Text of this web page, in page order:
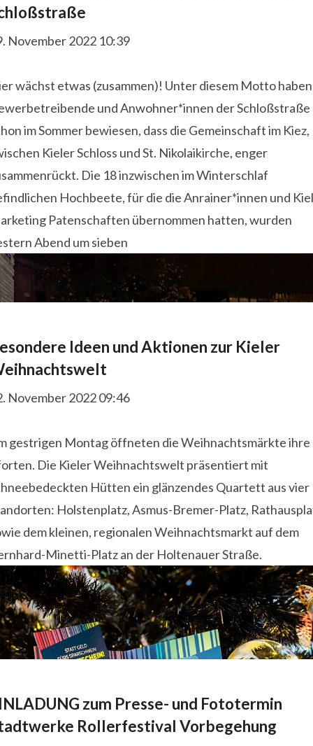
November 2022 10:39
wächst etwas (zusammen)! Unter diesem Motto haben
und Anwohner*innen der Schloßstraße
im Sommer bewiesen, dass die Gemeinschaft im Kiez,
Kieler Schloss und St. Nikolaikirche, enger
Die 18 inzwischen im Winterschlaf
Hochbeete, für die die Anrainer*innen und
Patenschaften übernommen hatten, wurden
Abend um sieben
Ideen und Aktionen zur Kieler
November 2022 09:46
gestrigen Montag öffneten die Weihnachtsmärkte ihre
Die Kieler Weihnachtswelt präsentiert mit
Hütten ein glänzendes Quartett aus vier
Holstenplatz, Asmus-Bremer-Platz,
dem kleinen, regionalen Weihnachtsmarkt auf dem
Minetti-Platz an der Holtenauer Straße.
zum Presse- und Fototermin
Rollerfestival Vorbegehung